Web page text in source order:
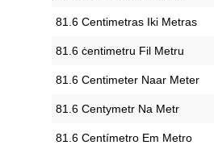
‎81.6 Centimetras Iki Metras
‎81.6 ċentimetru Fil Metru
‎81.6 Centimeter Naar Meter
‎81.6 Centymetr Na Metr
‎81.6 Centímetro Em Metro